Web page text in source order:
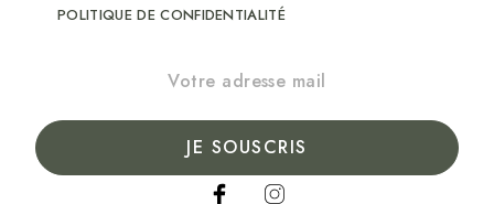
POLITIQUE DE CONFIDENTIALITÉ
JE SOUSCRIS